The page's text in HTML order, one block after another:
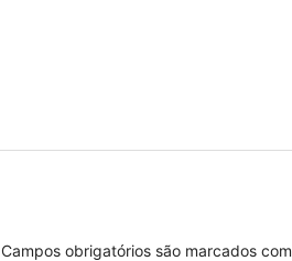
Campos obrigatórios são marcados com